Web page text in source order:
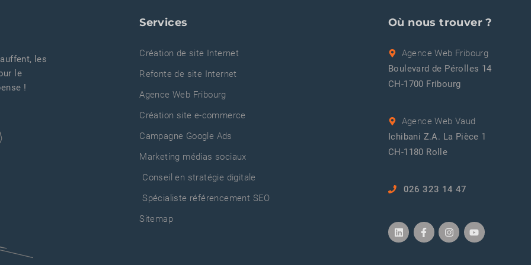
les
le
!
Services
Création de site Internet
Refonte de site Internet
Agence Web Fribourg
Création site e-commerce
Campagne Google Ads
Marketing médias sociaux
Conseil en stratégie digitale
Spécialiste référencement SEO
Sitemap
Où nous trouver ?
Agence Web Fribourg
Boulevard de Pérolles 14
CH-1700 Fribourg
Agence Web Vaud
Ichibani Z.A. La Pièce 1
CH-1180 Rolle
026 323 14 47